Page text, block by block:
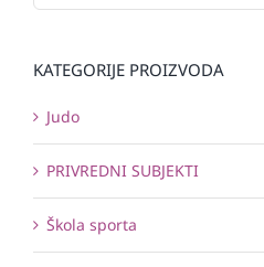
KATEGORIJE PROIZVODA
Judo
PRIVREDNI SUBJEKTI
Škola sporta